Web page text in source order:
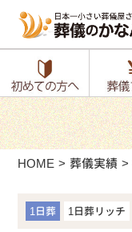
HOME 葬儀実績
1日葬 1日葬リッチ